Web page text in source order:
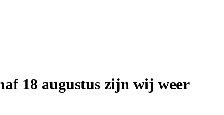
18 augustus zijn wij weer